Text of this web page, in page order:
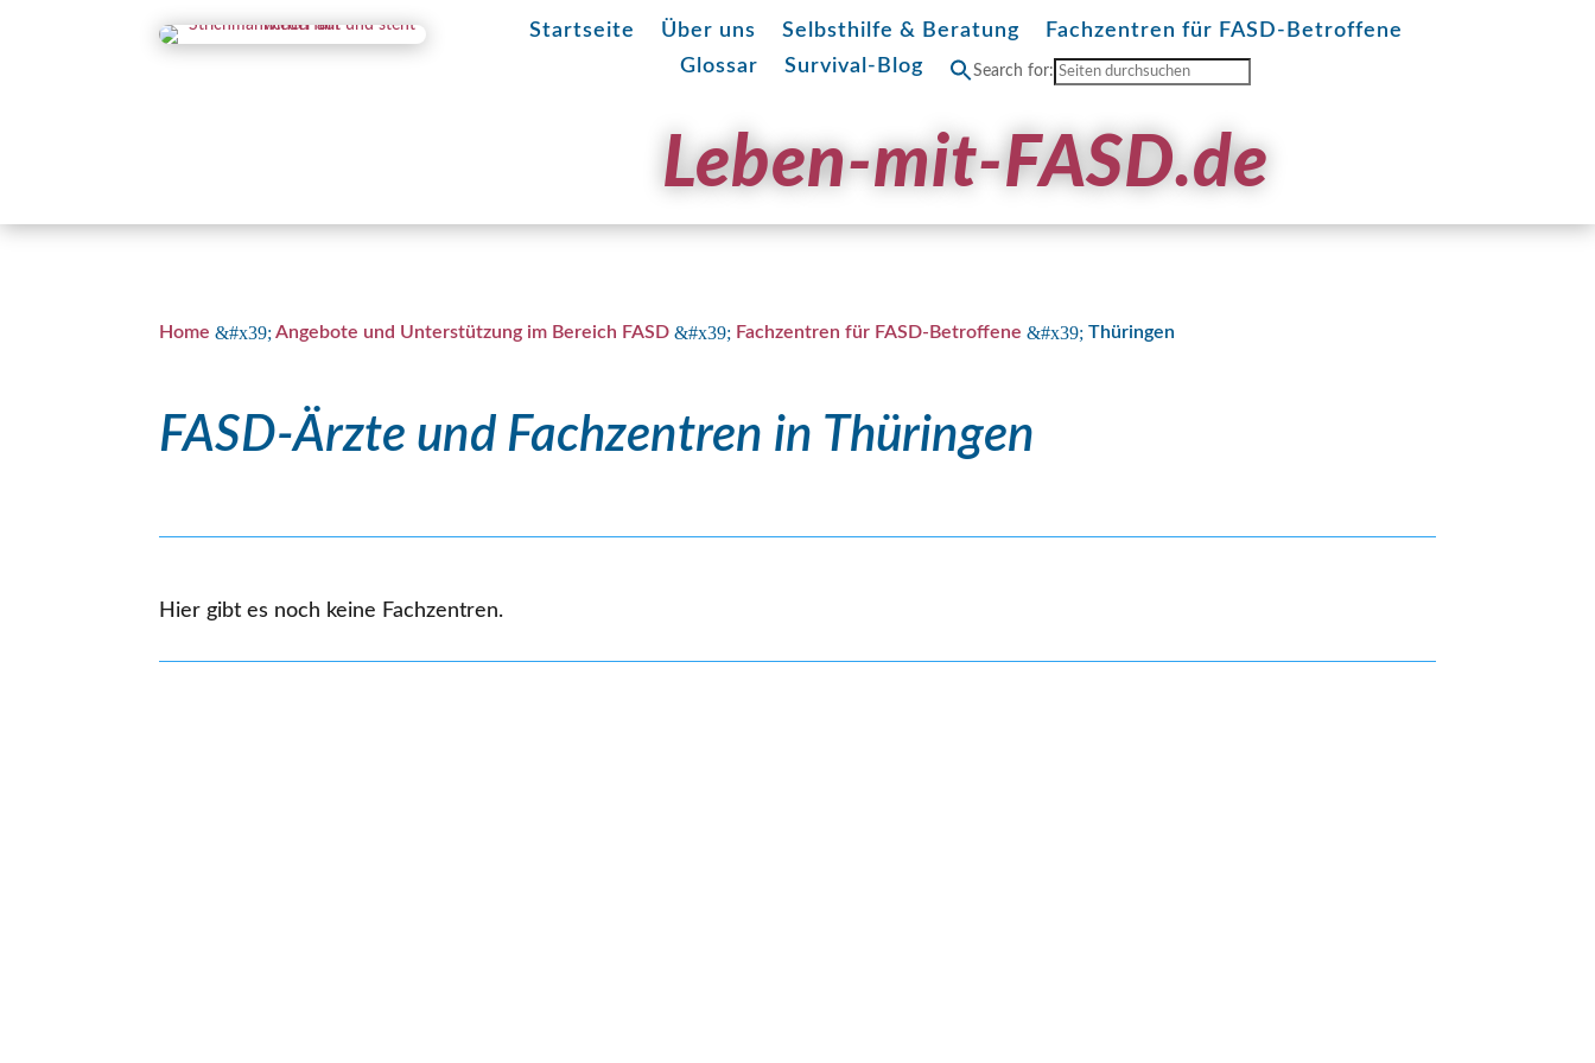
Startseite Über uns Selbsthilfe & Beratung
Fachzentren für FASD-Betroffene
Glossar
Survival-Blog Search for:
Leben-mit-FASD.de
Home &#x39; Angebote und Unterstützung im Bereich FASD &#x39; Fachzentren für FASD-Betroffene &#x39; Thüringen
FASD-Ärzte und Fachzentren in Thüringen
Hier gibt es noch keine Fachzentren.